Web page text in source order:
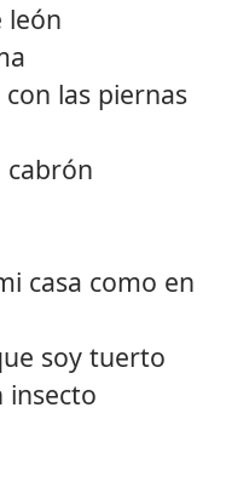
león
las piernas
cabrón
casa como en
soy tuerto
insecto